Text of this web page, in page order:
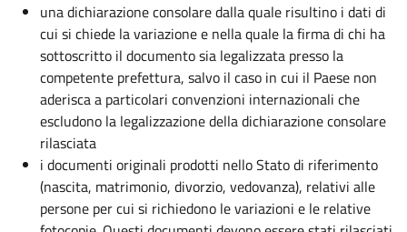
una dichiarazione consolare dalla quale risultino i dati di
cui si chiede la variazione e nella quale la firma di chi ha
sottoscritto il documento sia legalizzata presso la
competente prefettura, salvo il caso in cui il Paese non
aderisca a particolari convenzioni internazionali che
escludono la legalizzazione della dichiarazione consolare
rilasciata
i documenti originali prodotti nello Stato di riferimento
(nascita, matrimonio, divorzio, vedovanza), relativi alle
persone per cui si richiedono le variazioni e le relative